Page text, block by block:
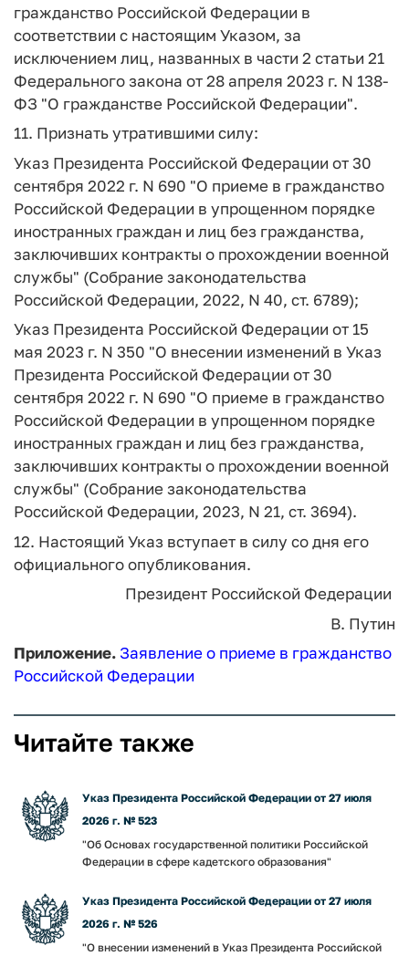
гражданство Российской Федерации в
соответствии с настоящим Указом, за
исключением лиц, названных в части 2 статьи 21
Федерального закона от 28 апреля 2023 г. N 138-
ФЗ "О гражданстве Российской Федерации".
11. Признать утратившими силу:
Указ Президента Российской Федерации от 30
сентября 2022 г. N 690 "О приеме в гражданство
Российской Федерации в упрощенном порядке
иностранных граждан и лиц без гражданства,
заключивших контракты о прохождении военной
службы" (Собрание законодательства
Российской Федерации, 2022, N 40, ст. 6789);
Указ Президента Российской Федерации от 15
мая 2023 г. N 350 "О внесении изменений в Указ
Президента Российской Федерации от 30
сентября 2022 г. N 690 "О приеме в гражданство
Российской Федерации в упрощенном порядке
иностранных граждан и лиц без гражданства,
заключивших контракты о прохождении военной
службы" (Собрание законодательства
Российской Федерации, 2023, N 21, ст. 3694).
12. Настоящий Указ вступает в силу со дня его
официального опубликования.
Президент Российской Федерации
В. Путин
Приложение. Заявление о приеме в гражданство
Российской Федерации
Читайте также
Указ Президента Российской Федерации от 27 июля
2026 г. № 523
"Об Основах государственной политики Российской
Федерации в сфере кадетского образования"
Указ Президента Российской Федерации от 27 июля
2026 г. № 526
"О внесении изменений в Указ Президента Российской